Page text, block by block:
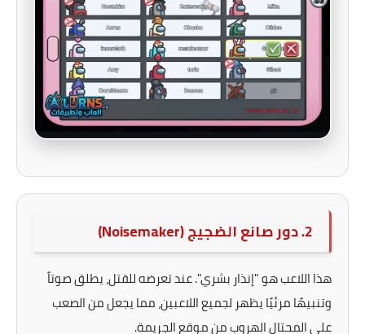
2. دور صانع الضجيج (Noisemaker)
هذا اللاعب هو "إنذار بشري". عند تعرضه للقتل، يطلق صوتاً
وتنبيهًا مرئيًا يظهر لجميع اللاعبين، مما يجعل من الصعب
على المحتال الهروب من موقع الجريمة.